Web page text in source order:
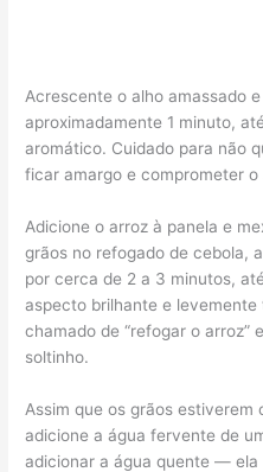
Acrescente o alho amassado
aproximadamente 1 minuto,
aromático. Cuidado para não
ficar amargo e comprometer o
Adicione o arroz à panela e
grãos no refogado de cebola,
por cerca de 2 a 3 minutos,
aspecto brilhante e levemente
chamado de “refogar o arroz”
soltinho.
Assim que os grãos
adicione a água fervente de
adicionar a água quente —